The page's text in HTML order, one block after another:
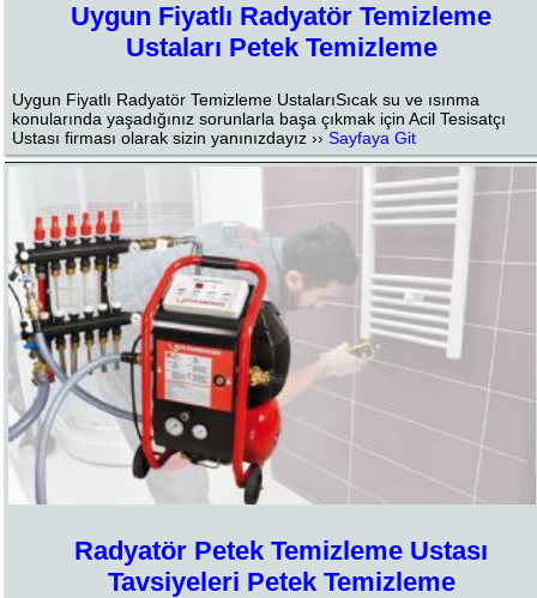
Uygun Fiyatlı Radyatör Temizleme
Ustaları Petek Temizleme
Uygun Fiyatlı Radyatör Temizleme UstalarıSıcak su ve ısınma
konularında yaşadığınız sorunlarla başa çıkmak için Acil Tesisatçı
Ustası firması olarak sizin yanınızdayız ››Sayfaya Git
Radyatör Petek Temizleme Ustası
Tavsiyeleri Petek Temizleme